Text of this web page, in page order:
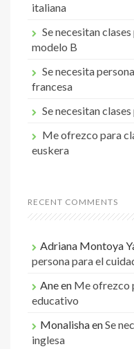
italiana
Se necesitan
modelo B
Se necesita
francesa
Se necesitan
Me ofrezco para
euskera
RECENT COMMENTS
Adriana Montoya
persona para el
Aneen Me ofrezco
educativo
MonalishaenSe
inglesa